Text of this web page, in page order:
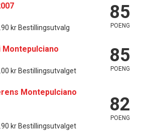
kr Bestillingsutvalg
85
POENG
Montepulciano
kr Bestillingsutvalget
85
POENG
Montepulciano
kr Bestillingsutvalget
82
POENG